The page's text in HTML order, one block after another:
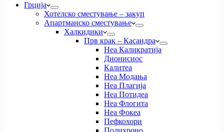
Грција
Хотелско сместување – закуп
Апартманско сместување
Халкидики
Прв крак – Касандра
Неа Каликратија
Дионисиос
Калитеа
Неа Модања
Неа Плагија
Неа Потидеа
Неа Флогита
Неа Фокеа
Пефкохори
Полихроно